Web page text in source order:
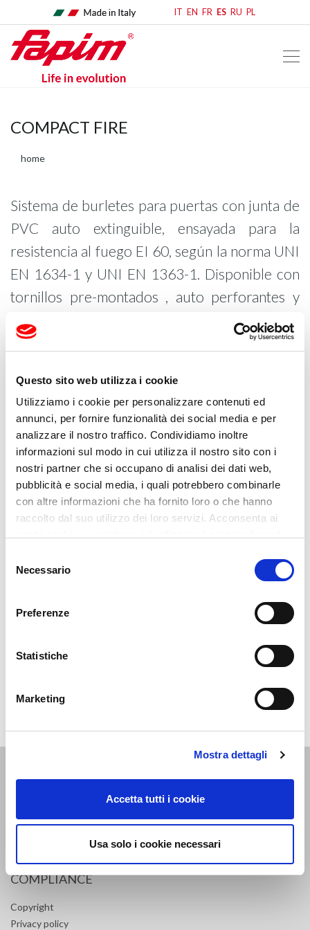
Questo sito web utilizza i cookie
Utilizziamo i cookie per personalizzare contenuti ed
annunci, per fornire funzionalità dei social media e per
analizzare il nostro traffico. Condividiamo inoltre
informazioni sul modo in cui utilizza il nostro sito con i
nostri partner che si occupano di analisi dei dati web,
pubblicità e social media, i quali potrebbero combinarle
con altre informazioni che ha fornito loro o che hanno
raccolto dal suo utilizzo dei loro servizi. Acconsenta ai
delNecessario
Preferenze
Statistiche
Marketing
Mostra dettagli
Accetta tutti i cookie
Usa solo i cookie necessari
IT EN FR ES RU PL
COMPACT FIRE
home
Sistema de burletes para puertas con junta de
PVC auto extinguible, ensayada para la
resistencia al fuego EI 60, según la norma UNI
EN 1634-1 y UNI EN 1363-1. Disponible con
tornillos pre-montados , auto perforantes y
auto taladrantes en varias versiones propiadas
para todos los materiales y situaciones, incluso
montaje y fijación, caracterizada por
soluciones técnicas que permiten la más alta
calidad y seguridad de funcionamiento, aun en
condiciones ambientales extremas.
FOLLETO-BURLETES AUTOMÁTICOS COMPACT FIRE
DONDE ESTAMOS
55011 Altopascio – Lucca (IT)
T. +39 0583 2601 F. +39 0583 25291
fapimspa@legalmail.it
COMPLIANCE
Copyright
Privacy policy